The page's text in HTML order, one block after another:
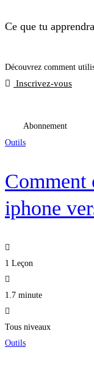
Ce que tu
Découvrez comment
Inscrivez-vous
Abonnement
Outils
Comment
iphone
1 Leçon
1.7 minute
Tous niveaux
Outils